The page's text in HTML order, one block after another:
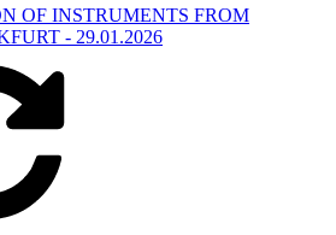
OF INSTRUMENTS FROM
- 29.01.2026